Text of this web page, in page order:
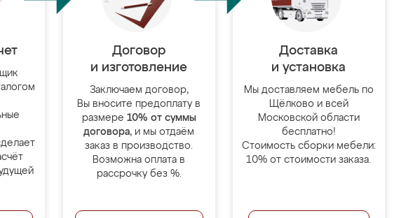
Договор
и изготовление
Заключаем договор,
Вы вносите предоплату в
размере 10% от суммы
договора, и мы отдаём
заказ в производство.
Возможна оплата в
рассрочку без %.
Доставка
и установка
Мы доставляем мебель по
Щёлково и всей
Московской области
бесплатно!
Стоимость сборки мебели:
10% от стоимости заказа.